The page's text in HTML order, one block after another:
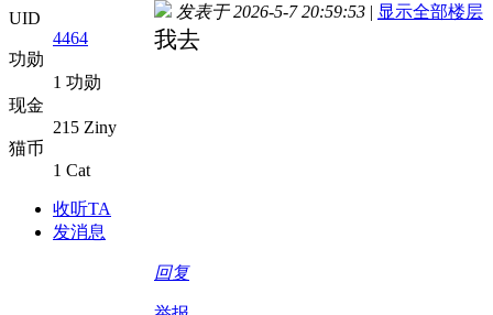
UID
4464
功勋
1 功勋
现金
215 Ziny
猫币
1 Cat
收听TA
发消息
发表于 2026-5-7 20:59:53 | 显示全部楼层
我去
回复